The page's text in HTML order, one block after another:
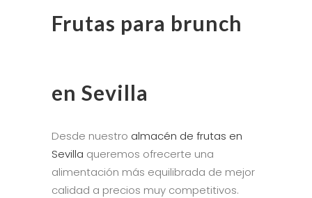
Frutas para brunch
en Sevilla
Desde nuestro almacén de frutas en
Sevilla queremos ofrecerte una
alimentación más equilibrada de mejor
calidad a precios muy competitivos.